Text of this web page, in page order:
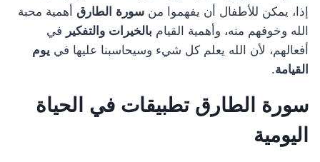
إذا، يمكن للأطفال أن يفهموا من سورة الطارق أهمية محبة
الله وخوفهم منه، وأهمية القيام بالخيرات والتفكير في
أفعالهم، لأن الله يعلم كل شيء وسيحاسبنا عليها في يوم
القيامة.
سورة الطارق تطبيقات في الحياة
اليومية